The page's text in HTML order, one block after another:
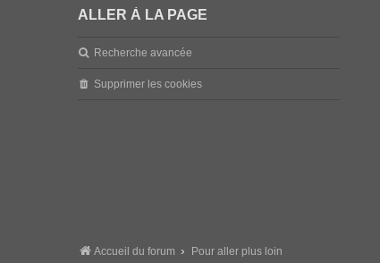
ALLER À LA PAGE
Recherche avancée
Supprimer les cookies
Accueil du forum Pour aller plus loin